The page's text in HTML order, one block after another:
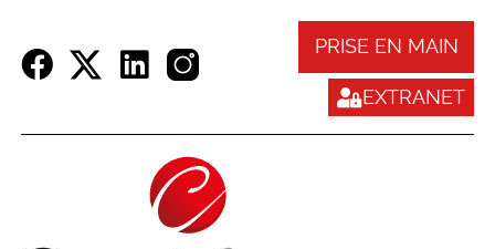
PRISE EN MAIN
EXTRANET